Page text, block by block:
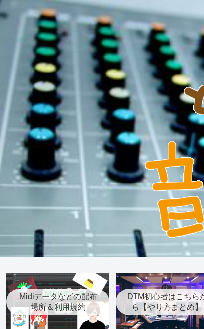
Midiデータなどの配布
場所＆利用規約
DTM初心者はこちら
ら【やり方まとめ】